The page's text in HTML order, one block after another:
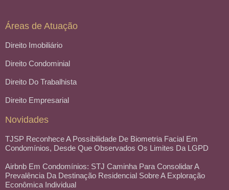
Áreas de Atuação
Direito Imobiliário
Direito Condominial
Direito Do Trabalhista
Direito Empresarial
Novidades
TJSP Reconhece A Possibilidade De Biometria Facial Em
Condomínios, Desde Que Observados Os Limites Da LGPD
Airbnb Em Condomínios: STJ Caminha Para Consolidar A
Prevalência Da Destinação Residencial Sobre A Exploração
Econômica Individual